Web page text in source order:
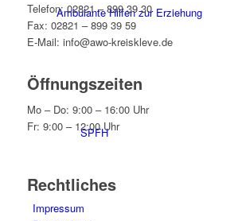
Ambulante Hilfen zur Erziehung
SPFH
Telefon: 02821 – 899 39 30
Fax: 02821 – 899 39 59
E-Mail: info@awo-kreiskleve.de
Öffnungszeiten
Mo – Do: 9:00 – 16:00 Uhr
Fr: 9:00 – 12:00 Uhr
Rechtliches
Impressum